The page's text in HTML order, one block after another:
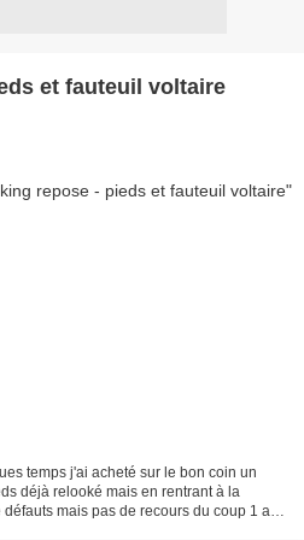
et fauteuil voltaire
temps j'ai acheté sur le bon coin un
déjà relooké mais en rentrant à la
mais pas de recours du coup 1 an